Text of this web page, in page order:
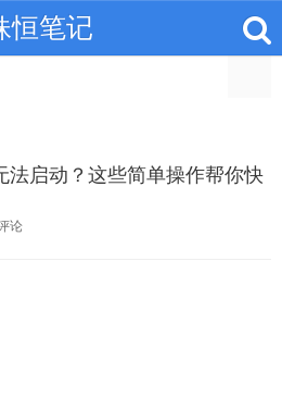
恒笔记
法启动？这些简单操作帮你快
论